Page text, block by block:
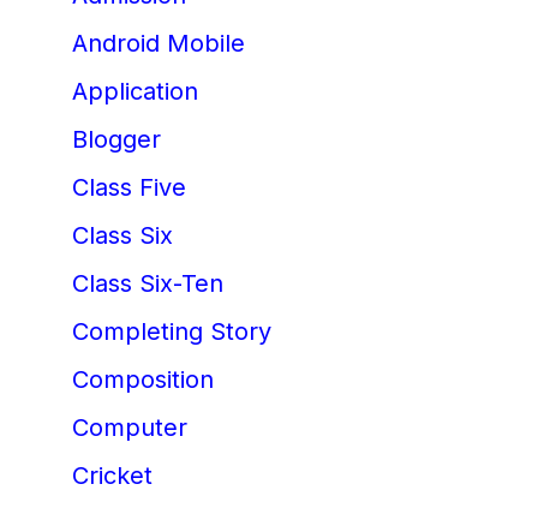
Android Mobile
Application
Blogger
Class Five
Class Six
Class Six-Ten
Completing Story
Composition
Computer
Cricket